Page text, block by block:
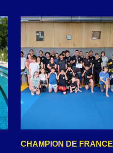
CHAMPION DE FRANCE